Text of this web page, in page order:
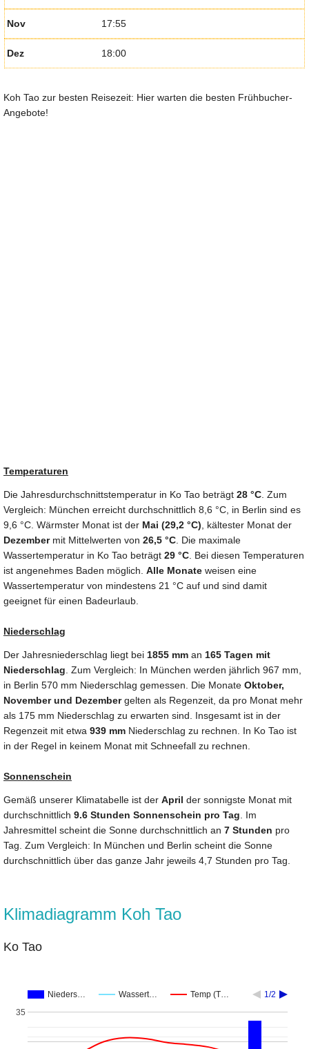
Nov 17:55
Dez 18:00
Koh Tao zur besten Reisezeit: Hier warten die besten Frühbucher-
Angebote!
Temperaturen
Die Jahresdurchschnittstemperatur in Ko Tao beträgt 28 °C . Zum
Vergleich: München erreicht durchschnittlich 8,6 °C, in Berlin sind es
9,6 °C. Wärmster Monat ist der Mai (29,2 °C) , kältester Monat der
Dezembermit Mittelwerten von 26,5 °C . Die maximale
Wassertemperatur in Ko Tao beträgt 29 °C . Bei diesen Temperaturen
ist angenehmes Baden möglich. Alle Monate weisen eine
Wassertemperatur von mindestens 21 °C auf und sind damit
geeignet für einen Badeurlaub.
Niederschlag
Der Jahresniederschlag liegt bei 1855 mm an 165 Tagen mit
Niederschlag . Zum Vergleich: In München werden jährlich 967 mm,
in Berlin 570 mm Niederschlag gemessen. Die Monate Oktober,
November und Dezembergelten als Regenzeit, da pro Monat mehr
als 175 mm Niederschlag zu erwarten sind. Insgesamt ist in der
Regenzeit mit etwa 939 mm Niederschlag zu rechnen. In Ko Tao ist
in der Regel in keinem Monat mit Schneefall zu rechnen.
Sonnenschein
Gemäß unserer Klimatabelle ist der April der sonnigste Monat mit
durchschnittlich 9.6 Stunden Sonnenschein pro Tag . Im
Jahresmittel scheint die Sonne durchschnittlich an 7 Stunden pro
Tag. Zum Vergleich: In München und Berlin scheint die Sonne
durchschnittlich über das ganze Jahr jeweils 4,7 Stunden pro Tag.
Klimadiagramm Koh Tao
Ko Tao
Nieders… Wassert… Temp (T… 1/2
35